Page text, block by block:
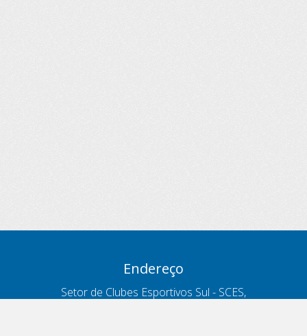
Endereço
Setor de Clubes Esportivos Sul - SCES,